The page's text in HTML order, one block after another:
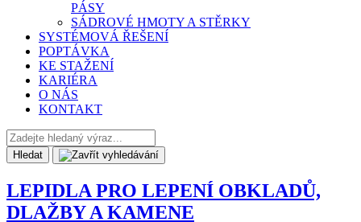
PÁSY
SÁDROVÉ HMOTY A STĚRKY
SYSTÉMOVÁ ŘEŠENÍ
POPTÁVKA
KE STAŽENÍ
KARIÉRA
O NÁS
KONTAKT
Hledat
LEPIDLA PRO LEPENÍ OBKLADŮ,
DLAŽBY A KAMENE